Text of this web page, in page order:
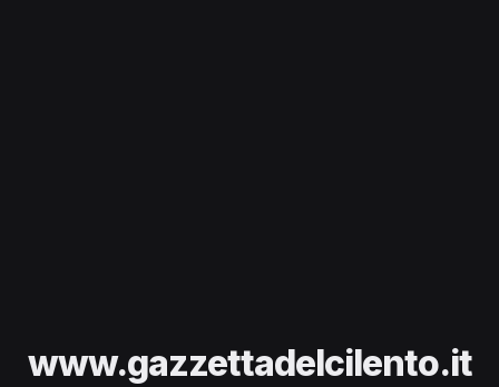
www.gazzettadelcilento.it